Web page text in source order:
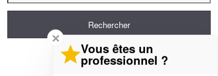
✕
Vous êtes un
professionnel ?